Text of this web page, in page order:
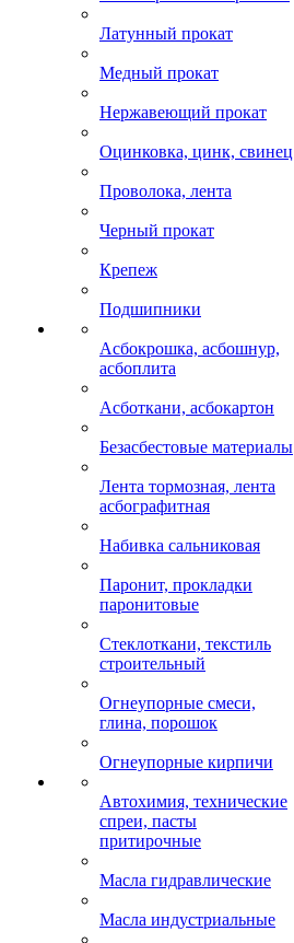
Латунный прокат
Медный прокат
Нержавеющий прокат
Оцинковка, цинк, свинец
Проволока, лента
Черный прокат
Крепеж
Подшипники
Асбокрошка, асбошнур,
асбоплита
Асботкани, асбокартон
Безасбестовые материалы
Лента тормозная, лента
асбографитная
Набивка сальниковая
Паронит, прокладки
паронитовые
Стеклоткани, текстиль
строительный
Огнеупорные смеси,
глина, порошок
Огнеупорные кирпичи
Автохимия, технические
спреи, пасты
притирочные
Масла гидравлические
Масла индустриальные